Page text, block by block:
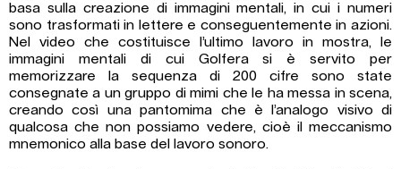
basa sulla creazione di immagini mentali, in cui i numeri
sono trasformati in lettere e conseguentemente in azioni.
Nel video che costituisce l’ultimo lavoro in mostra, le
immagini mentali di cui Golfera si è servito per
memorizzare la sequenza di 200 cifre sono state
consegnate a un gruppo di mimi che le ha messa in scena,
creando così una pantomima che è l’analogo visivo di
qualcosa che non possiamo vedere, cioè il meccanismo
mnemonico alla base del lavoro sonoro.